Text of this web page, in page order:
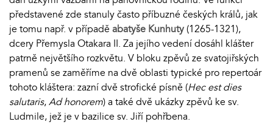
představené zde stanuly často příbuzné českých králů, jak
je tomu např. v případěabatyše Kunhuty(1265-1321),
dcery Přemysla Otakara II. Za jejího vedení dosáhl klášter
patrně největšího rozkvětu. V bloku zpěvů ze svatojiřských
pramenů se zaměříme na dvě oblasti typické pro repertoár
tohoto kláštera: zazní dvě strofické písně (Hec est dies
salutaris,Ad honorem) a také dvě ukázky zpěvů ke sv.
Ludmile, jež je v bazilice sv. Jiří pohřbena.